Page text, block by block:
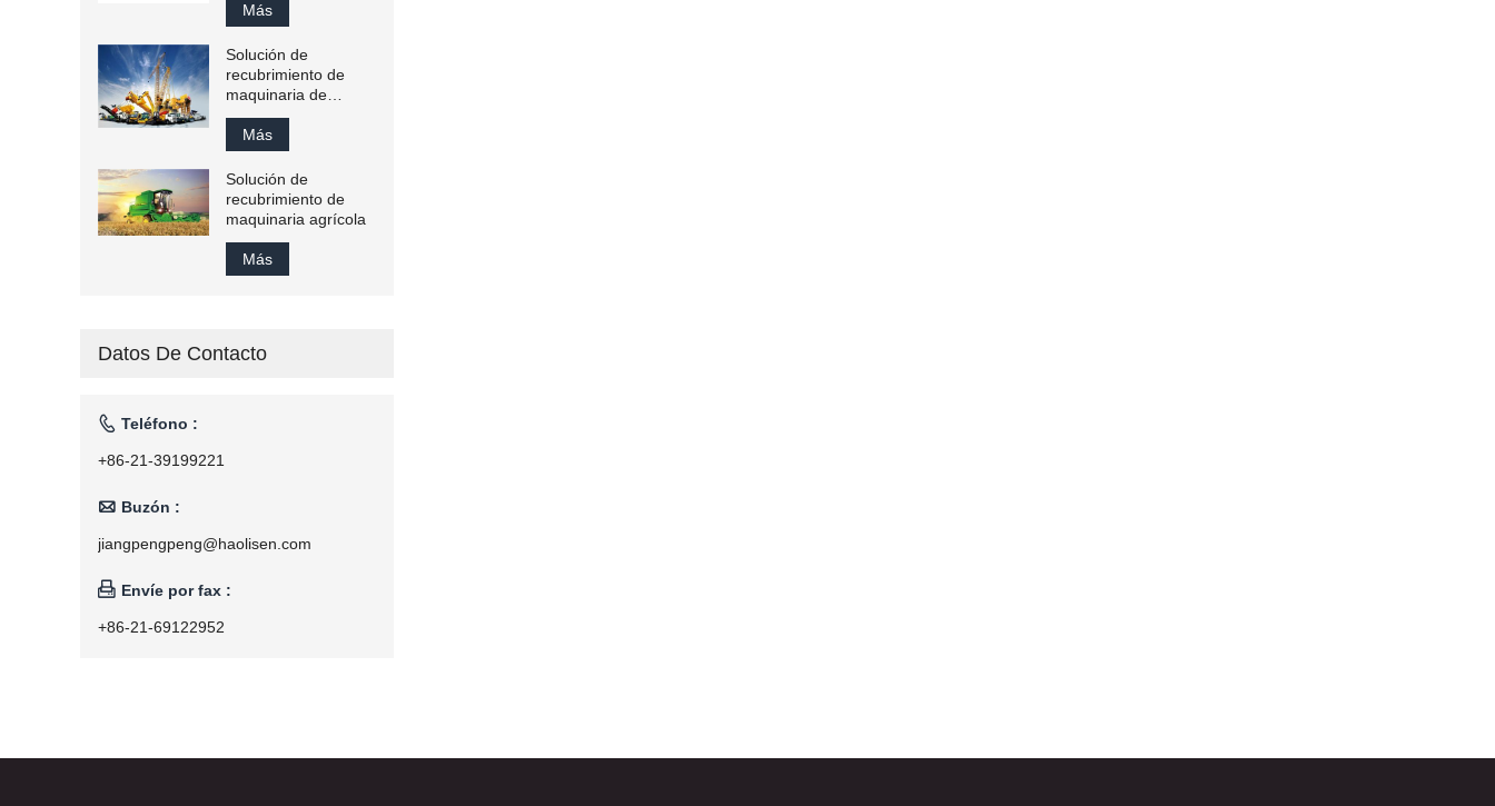
Más
Solución de
recubrimiento de
maquinaria de
ingeniería
Más
Solución de
recubrimiento de
maquinaria agrícola
Más
Datos De Contacto
 Teléfono :
+86-21-39199221
 Buzón :
jiangpengpeng@haolisen.com
 Envíe por fax :
+86-21-69122952